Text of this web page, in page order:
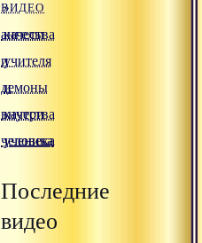
ВИДЕО
ангелы
и
демоны
внутри
человека
»
качества
учителя
и
качества
ученика
Последние
видео